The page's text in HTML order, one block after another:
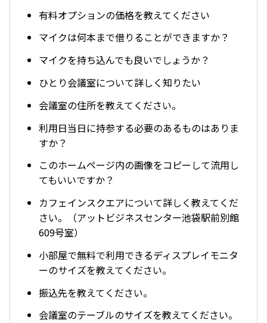
有料オプションの価格を教えてください
マイクは何本まで借りることができますか？
マイクを持ち込んでも良いでしょうか？
ひとり会議室について詳しく知りたい
会議室の住所を教えてください。
利用日当日に持参する必要のあるものはありま
すか？
このホームページ内の画像をコピーして流用し
てもいいですか？
カフェインスクエアについて詳しく教えてくだ
さい。（アットビジネスセンター池袋駅前別館
609号室）
小部屋で無料で利用できるディスプレイモニタ
ーのサイズを教えてください。
振込先を教えてください。
会議室のテーブルのサイズを教えてください。